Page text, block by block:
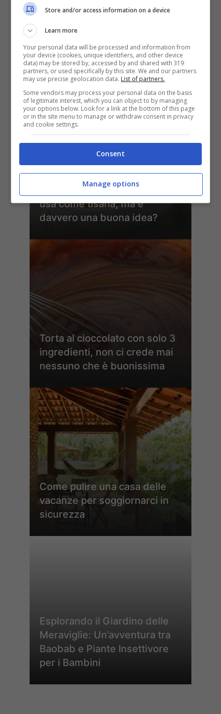
ULTIMI ARTICOLI
L’acqua di cottura delle
verdure si può bere? C’è chi la
usa come tisana, ma è
davvero una buona idea?
Torta al cioccolato con solo 3
ingredienti, non ci crede mai
nessuno che è buonissima
Come pulire una casa delle
vacanze per soggiornarci in
sicurezza
Esplorando il Giardino delle
Meraviglie: Un’avventura tra
Baobab e Piante Insettivore
per i Bambini
Store and/or access information on a device
Learn more
Your personal data will be processed and information from
your device (cookies, unique identifiers, and other device
data) may be stored by, accessed by and shared with 319
partners, or used specifically by this site. We and our partners
may use precise geolocation data. List of partners.
Some vendors may process your personal data on the basis
of legitimate interest, which you can object to by managing
your options below. Look for a link at the bottom of this page
or in the site menu to manage or withdraw consent in privacy
and cookie settings.
Consent
Manage options